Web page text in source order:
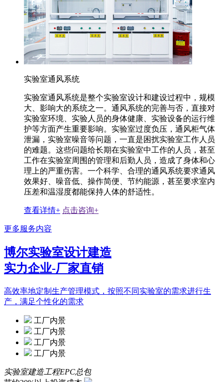
实验室通风系统
实验室通风系统是整个实验室设计和建设过程中，规模
大、影响大的系统之一。通风系统的完善与否，直接对
实验室环境、实验人员的身体健康、实验设备的运行维
护等方面产生重要影响。实验室过度负压，通风柜气体
泄漏，实验室噪音等问题，一直是困扰实验室工作人员
的难题。这些问题给长期在实验室中工作的人员，甚至
工作在实验室周围的管理和后勤人员，造成了身体和心
理上的严重伤害。一个科学、合理的通风系统要求通风
效果好、噪音低、操作简便、节约能源，甚至要求室内
压差和温湿度都能保持人体的舒适性。
查看详情+ 点击咨询+
更多服务内容
博尔实验室设计建造
实力企业-厂家直销
高效率地定制生产管理模式，按照不同实验室的需求进行生
产，满足个性化的需求
工厂内景
工厂内景
工厂内景
工厂内景
实验室建造工程EPC总包